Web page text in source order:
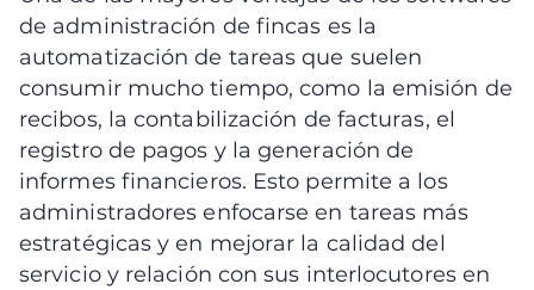
de administración de fincas es la
automatización de tareas que suelen
consumir mucho tiempo, como la emisión de
recibos, la contabilización de facturas, el
registro de pagos y la generación de
informes financieros. Esto permite a los
administradores enfocarse en tareas más
estratégicas y en mejorar la calidad del
servicio y relación con sus interlocutores en